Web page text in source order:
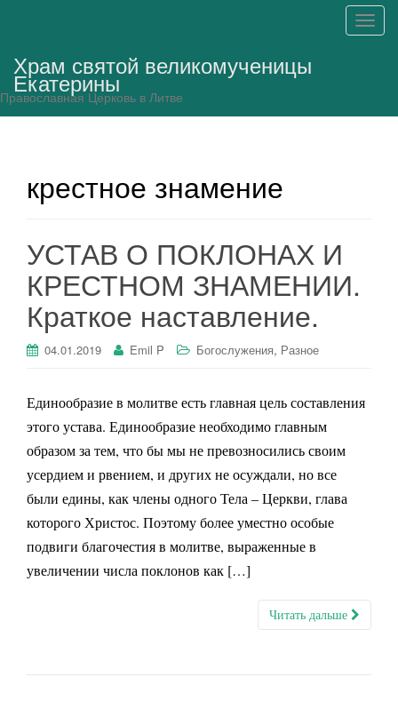
П
г
Храм святой великомученицы
Екатерины
Православная Церковь в Литве
крестное знамение
УСТАВ О ПОКЛОНАХ И
КРЕСТНОМ ЗНАМЕНИИ.
Краткое наставление.
04.01.2019 Emil P Богослужения, Разное
Единообразие в молитве есть главная цель составления
этого устава. Единообразие необходимо главным
образом за тем, что бы мы не превозносились своим
усердием и рвением, и других не осуждали, но все
были едины, как члены одного Тела – Церкви, глава
которого Христос. Поэтому более уместно особые
подвиги благочестия в молитве, выраженные в
увеличении числа поклонов как […]
Читать дальше